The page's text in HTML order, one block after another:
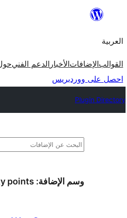
المحتوى
العربية
القوالبالإضافاتالأخبار الدعم الفني
احصل على ووردبريس
Plugin Directory
البحث
وسم الإضافة: points